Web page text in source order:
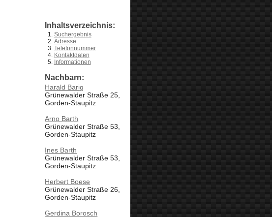
Inhaltsverzeichnis:
Suchergebnis
Adresse
Telefonnummer
Kontaktdaten
Informationen
Nachbarn:
Harald Barig
Grünewalder Straße 25,
Gorden-Staupitz
Arno Barth
Grünewalder Straße 53,
Gorden-Staupitz
Ines Barth
Grünewalder Straße 53,
Gorden-Staupitz
Herbert Boese
Grünewalder Straße 26,
Gorden-Staupitz
Gerdina Borosch